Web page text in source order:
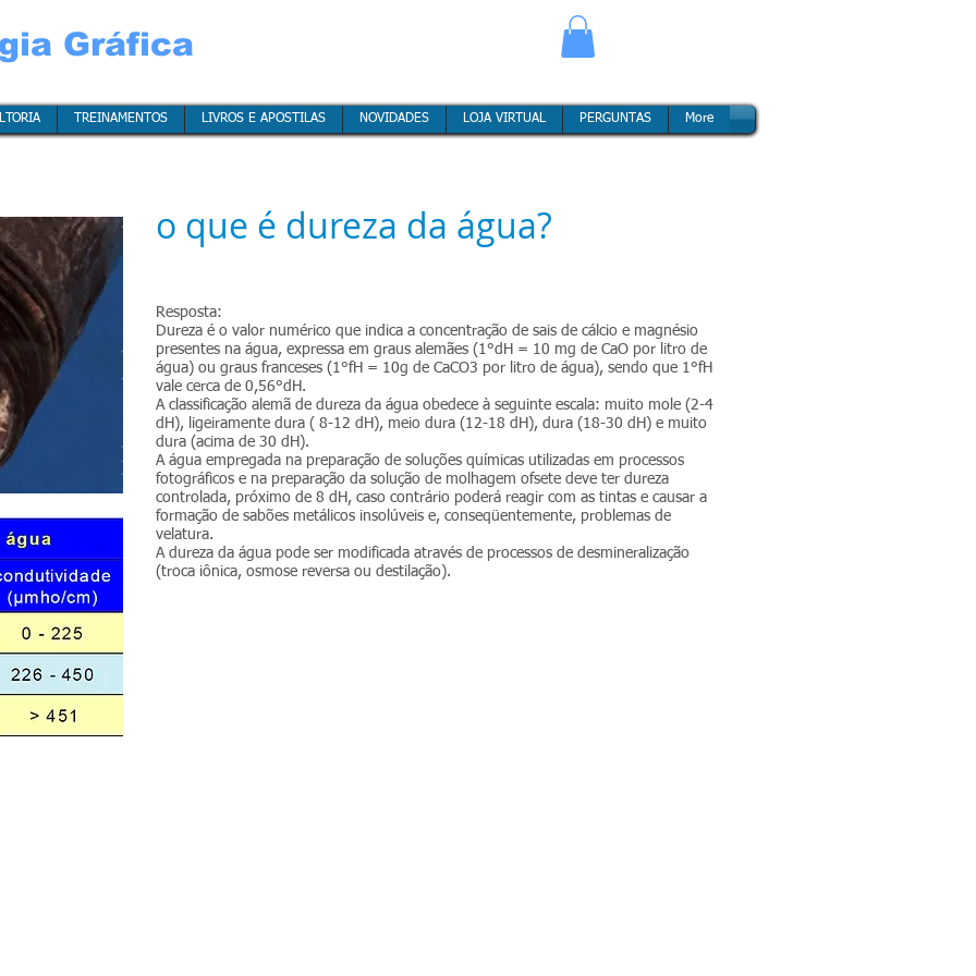
Gráfica
TREINAMENTOS LIVROS E APOSTILAS NOVIDADES LOJA VIRTUAL PERGUNTAS More
TREINAMENTOS LIVROS E APOSTILAS NOVIDADES LOJA VIRTUAL PERGUNTAS More
TREINAMENTOS LIVROS E APOSTILAS NOVIDADES LOJA VIRTUAL PERGUNTAS More
TREINAMENTOS LIVROS E APOSTILAS NOVIDADES LOJA VIRTUAL PERGUNTAS More
o que é dureza da água?
Resposta:
Dureza é o valor numérico que indica a concentração de sais de cálcio e magnésio
presentes na água, expressa em graus alemães (1°dH = 10 mg de CaO por litro de
água) ou graus franceses (1°fH = 10g de CaCO3 por litro de água), sendo que 1°fH
vale cerca de 0,56°dH.
A classificação alemã de dureza da água obedece à seguinte escala: muito mole (2-4
dH), ligeiramente dura ( 8-12 dH), meio dura (12-18 dH), dura (18-30 dH) e muito
dura (acima de 30 dH).
A água empregada na preparação de soluções químicas utilizadas em processos
fotográficos e na preparação da solução de molhagem ofsete deve ter dureza
controlada, próximo de 8 dH, caso contrário poderá reagir com as tintas e causar a
formação de sabões metálicos insolúveis e, conseqüentemente, problemas de
velatura.
A dureza da água pode ser modificada através de processos de desmineralização
(troca iônica, osmose reversa ou destilação).